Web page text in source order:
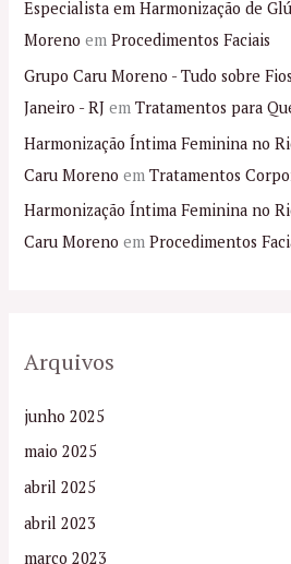
Especialista em Harmonização de
Moreno emProcedimentos Faciais
Grupo Caru Moreno - Tudo sobre
Janeiro - RJ emTratamentos para
Harmonização Íntima Feminina no
Caru Moreno emTratamentos
Harmonização Íntima Feminina no
Caru Moreno emProcedimentos
Arquivos
junho 2025
maio 2025
abril 2025
abril 2023
março 2023